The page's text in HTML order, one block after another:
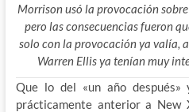
Morrison usó la provocación
pero las consecuencias fueron
solo con la provocación ya valía,
Warren Ellis ya tenían muy
Que lo del «un año
prácticamente anterior a New